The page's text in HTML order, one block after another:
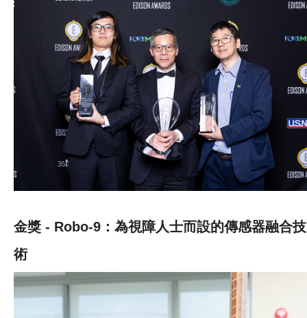
金獎 - Robo-9：為視障人士而設的傳感器融合技
術